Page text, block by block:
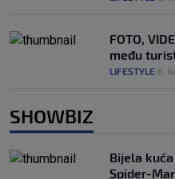
FOTO,
među
LIFESTYLE 6.
SHOWBIZ
Bijela
Spider-